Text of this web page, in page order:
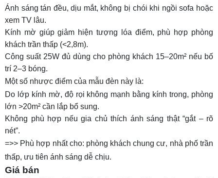
TOP 9: Đèn tuýp LED bán nguyệt 1m2 36w cho
phòng khách
Thông số kỹ thuật
Giá bán
TOP 10: Đèn tuýp LED phòng khách cảm ứng
1m2 18w
Thông số kỹ thuật
Giá bán
Thông số kỹ thuật
Ánh sáng tán đều, dịu mắt, không bị chói khi ngồi sofa hoặc
xem TV lâu.
Kính mờ giúp giảm hiện tượng lóa điểm, phù hợp phòng
khách trần thấp (<2,8m).
Công suất 25W đủ dùng cho phòng khách 15–20m² nếu bố
trí 2–3 bóng.
Một số nhược điểm của mẫu đèn này là:
Do lớp kính mờ, độ rọi không mạnh bằng kính trong, phòng
lớn >20m² cần lắp bổ sung.
Không phù hợp nếu gia chủ thích ánh sáng thật “gắt – rõ
nét”.
=>> Phù hợp nhất cho: phòng khách chung cư, nhà phố trần
thấp, ưu tiên ánh sáng dễ chịu.
Giá bán